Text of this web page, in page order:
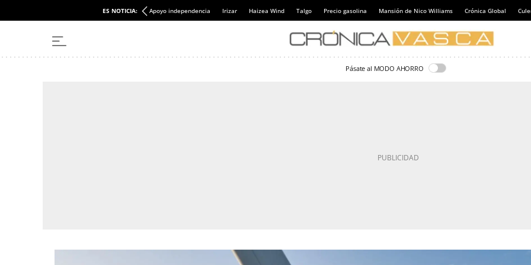
ES NOTICIA: Apoyo independencia Irizar Haizea Wind Talgo Precio gasolina Mansión de Nico Williams Crónica Global
Pásate al MODO AHORRO